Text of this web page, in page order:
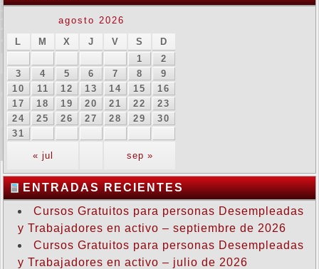
agosto 2026
L
M X J V S D
« jul sep »
1
2
3
4 5 6 7 8
9
10
11 12 13 14 15
16
17
18 19 20 21 22
23
24
25 26 27 28 29
30
31
ENTRADAS RECIENTES
Cursos Gratuitos para personas Desempleadas
y Trabajadores en activo – septiembre de 2026
Cursos Gratuitos para personas Desempleadas
y Trabajadores en activo – julio de 2026